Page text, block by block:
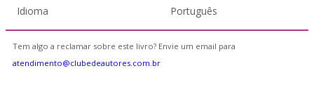
Idioma Português
Tem algo a reclamar sobre este livro? Envie um email para
atendimento@clubedeautores.com.br